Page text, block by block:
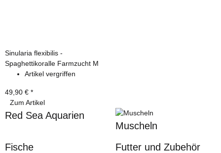
Sinularia flexibilis -
Spaghettikoralle Farmzucht M
Artikel vergriffen
49,90 € *
Zum Artikel
Red Sea Aquarien
Muscheln
Fische
Futter und Zubehör